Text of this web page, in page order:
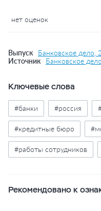
нет оценок
Выпуск
Банковское дело,
Источник
Банковское дело
Ключевые слова
#банки #россия
#кредитные бюро
#работы сотрудников
Рекомендовано к